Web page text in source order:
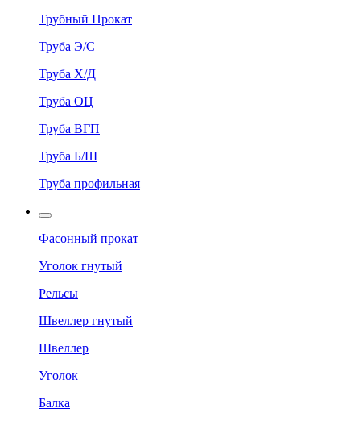
Трубный Прокат
Труба Э/С
Труба Х/Д
Труба ОЦ
Труба ВГП
Труба Б/Ш
Труба профильная
Фасонный прокат
Уголок гнутый
Рельсы
Швеллер гнутый
Швеллер
Уголок
Балка